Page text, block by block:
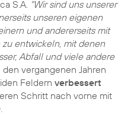
S.A. "Wir sind uns unserer
unseren eigenen
und andererseits mit
entwickeln, mit denen
Abfall und viele andere
vergangenen Jahren
Feldern verbessert
Schritt nach vorne mit